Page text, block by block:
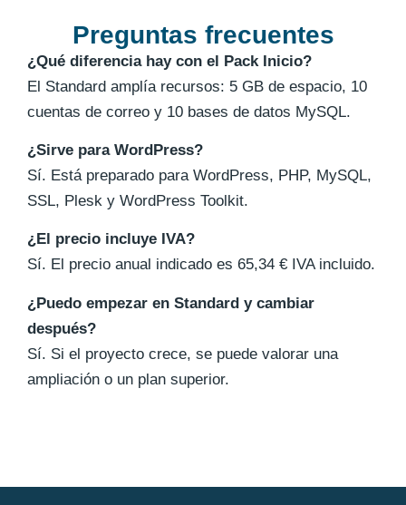
Preguntas frecuentes
¿Qué diferencia hay con el Pack Inicio?
El Standard amplía recursos: 5 GB de espacio, 10
cuentas de correo y 10 bases de datos MySQL.
¿Sirve para WordPress?
Sí. Está preparado para WordPress, PHP, MySQL,
SSL, Plesk y WordPress Toolkit.
¿El precio incluye IVA?
Sí. El precio anual indicado es 65,34 € IVA incluido.
¿Puedo empezar en Standard y cambiar
después?
Sí. Si el proyecto crece, se puede valorar una
ampliación o un plan superior.